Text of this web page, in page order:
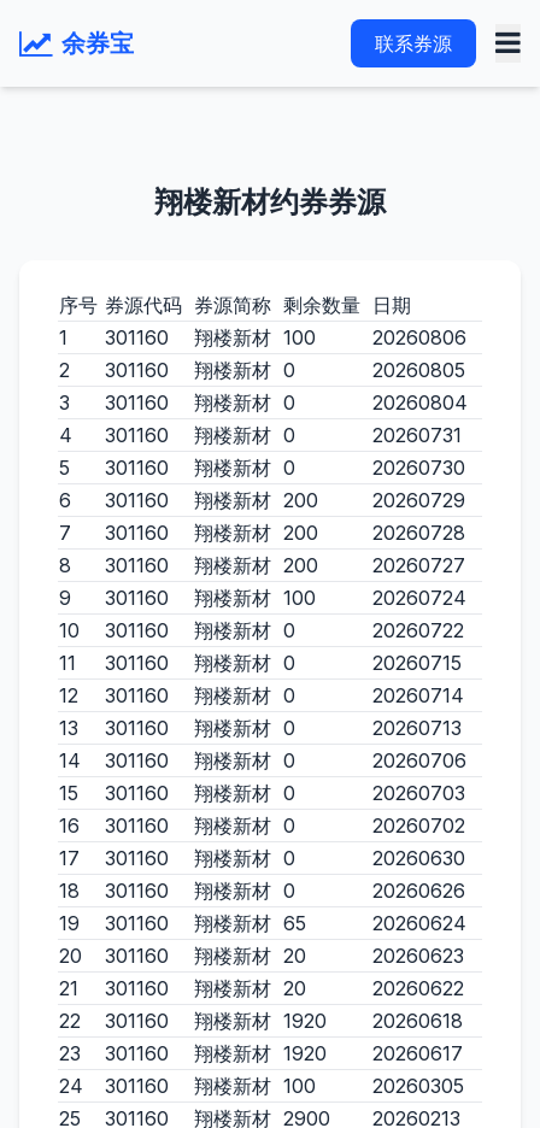
余券宝 联系券源
翔楼新材约券券源
序号 券源代码 券源简称 剩余数量 日期
1
301160 翔楼新材 100
20260806
2
301160 翔楼新材 0
20260805
3
301160 翔楼新材 0
20260804
4
301160 翔楼新材 0
20260731
5
301160 翔楼新材 0
20260730
6
301160 翔楼新材 200
20260729
7
301160 翔楼新材 200
20260728
8
301160 翔楼新材 200
20260727
9
301160 翔楼新材 100
20260724
10
301160 翔楼新材 0
20260722
11
301160 翔楼新材 0
20260715
12
301160 翔楼新材 0
20260714
13
301160 翔楼新材 0
20260713
14
301160 翔楼新材 0
20260706
15
301160 翔楼新材 0
20260703
16
301160 翔楼新材 0
20260702
17
301160 翔楼新材 0
20260630
18
301160 翔楼新材 0
20260626
19
301160 翔楼新材 65
20260624
20
301160 翔楼新材 20
20260623
21
301160 翔楼新材 20
20260622
22
301160 翔楼新材 1920
20260618
23
301160 翔楼新材 1920
20260617
24
301160 翔楼新材 100
20260305
25
301160 翔楼新材 2900 20260213